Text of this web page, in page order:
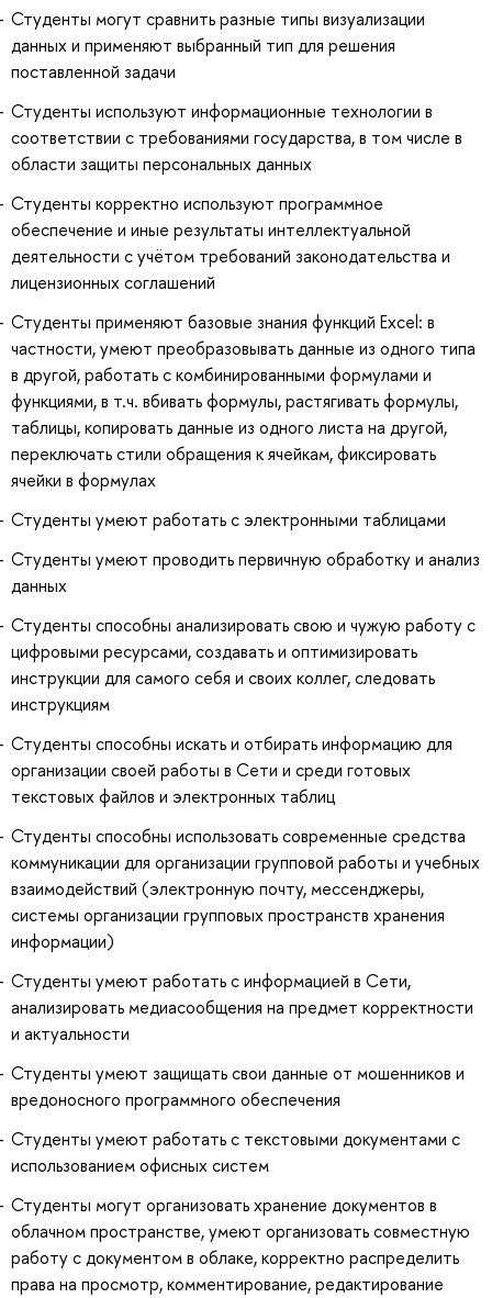
Студенты могут сравнить разные типы визуализации
данных и применяют выбранный тип для решения
поставленной задачи
Студенты используют информационные технологии в
соответствии с требованиями государства, в том числе в
области защиты персональных данных
Студенты корректно используют программное
обеспечение и иные результаты интеллектуальной
деятельности с учётом требований законодательства и
лицензионных соглашений
Студенты применяют базовые знания функций Excel: в
частности, умеют преобразовывать данные из одного типа
в другой, работать с комбинированными формулами и
функциями, в т.ч. вбивать формулы, растягивать формулы,
таблицы, копировать данные из одного листа на другой,
переключать стили обращения к ячейкам, фиксировать
ячейки в формулах
Студенты умеют работать с электронными таблицами
Студенты умеют проводить первичную обработку и анализ
данных
Студенты способны анализировать свою и чужую работу с
цифровыми ресурсами, создавать и оптимизировать
инструкции для самого себя и своих коллег, следовать
инструкциям
Студенты способны искать и отбирать информацию для
организации своей работы в Сети и среди готовых
текстовых файлов и электронных таблиц
Студенты способны использовать современные средства
коммуникации для организации групповой работы и учебных
взаимодействий (электронную почту, мессенджеры,
системы организации групповых пространств хранения
информации)
Студенты умеют работать с информацией в Сети,
анализировать медиасообщения на предмет корректности
и актуальности
Студенты умеют защищать свои данные от мошенников и
вредоносного программного обеспечения
Студенты умеют работать с текстовыми документами с
использованием офисных систем
Студенты могут организовать хранение документов в
облачном пространстве, умеют организовать совместную
работу с документом в облаке, корректно распределить
права на просмотр, комментирование, редактирование